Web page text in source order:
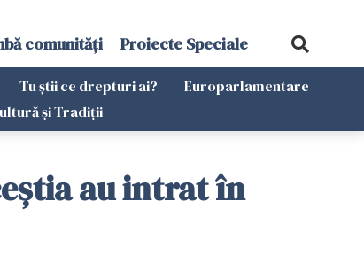
comunități Proiecte Speciale
Tu știi ce drepturi ai?
Europarlamentare
și Tradiții
au intrat în